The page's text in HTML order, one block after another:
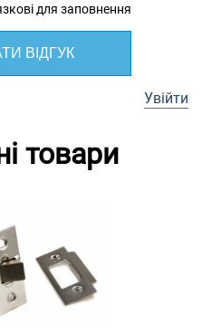
для заповнення
ВІДГУК
Увійти
товари